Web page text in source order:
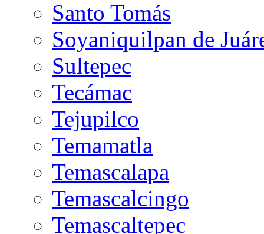
Santo Tomás
Soyaniquilpan de
Sultepec
Tecámac
Tejupilco
Temamatla
Temascalapa
Temascalcingo
Temascaltepec